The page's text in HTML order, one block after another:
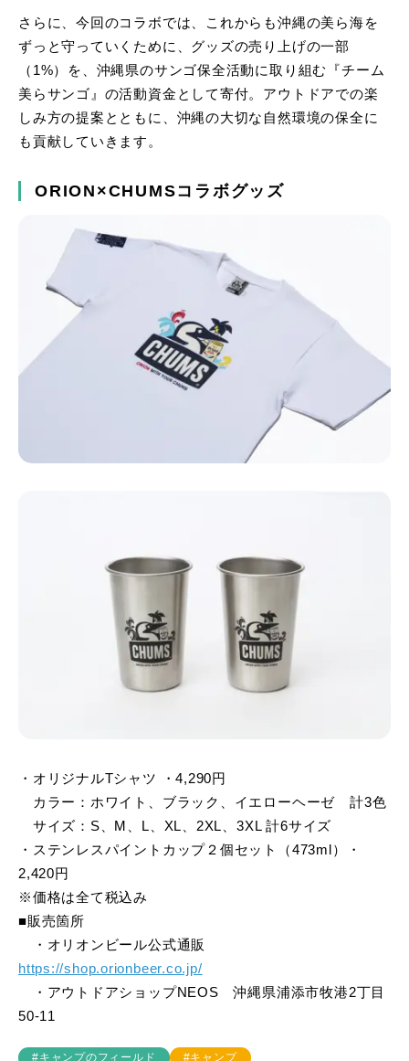
さらに、今回のコラボでは、これからも沖縄の美ら海を
ずっと守っていくために、グッズの売り上げの一部
（1%）を、沖縄県のサンゴ保全活動に取り組む『チーム
美らサンゴ』の活動資金として寄付。アウトドアでの楽
しみ方の提案とともに、沖縄の大切な自然環境の保全に
も貢献していきます。
ORION×CHUMSコラボグッズ
・オリジナルTシャツ ・4,290円
カラー：ホワイト、ブラック、イエローヘーゼ 計3色
サイズ：S、M、L、XL、2XL、3XL 計6サイズ
・ステンレスパイントカップ２個セット（473ml）・
2,420円
※価格は全て税込み
■販売箇所
・オリオンビール公式通販
https://shop.orionbeer.co.jp/
・アウトドアショップNEOS 沖縄県浦添市牧港2丁目
50-11
#キャンプのフィールド
#キャンプ